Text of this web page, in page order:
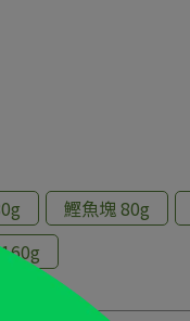
鰹魚塊 80g
160g